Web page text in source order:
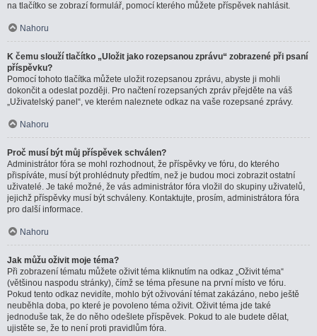
na tlačítko se zobrazí formulář, pomocí kterého můžete příspěvek nahlásit.
Nahoru
K čemu slouží tlačítko „Uložit jako rozepsanou zprávu“ zobrazené při psaní
příspěvku?
Pomocí tohoto tlačítka můžete uložit rozepsanou zprávu, abyste ji mohli
dokončit a odeslat později. Pro načtení rozepsaných zpráv přejděte na váš
„Uživatelský panel“, ve kterém naleznete odkaz na vaše rozepsané zprávy.
Nahoru
Proč musí být můj příspěvek schválen?
Administrátor fóra se mohl rozhodnout, že příspěvky ve fóru, do kterého
přispíváte, musí být prohlédnuty předtím, než je budou moci zobrazit ostatní
uživatelé. Je také možné, že vás administrátor fóra vložil do skupiny uživatelů,
jejichž příspěvky musí být schváleny. Kontaktujte, prosím, administrátora fóra
pro další informace.
Nahoru
Jak můžu oživit moje téma?
Při zobrazení tématu můžete oživit téma kliknutím na odkaz „Oživit téma“
(většinou naspodu stránky), čímž se téma přesune na první místo ve fóru.
Pokud tento odkaz nevidíte, mohlo být oživování témat zakázáno, nebo ještě
neuběhla doba, po které je povoleno téma oživit. Oživit téma jde také
jednoduše tak, že do něho odešlete příspěvek. Pokud to ale budete dělat,
ujistěte se, že to není proti pravidlům fóra.